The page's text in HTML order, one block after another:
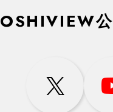
OSHIVIEW